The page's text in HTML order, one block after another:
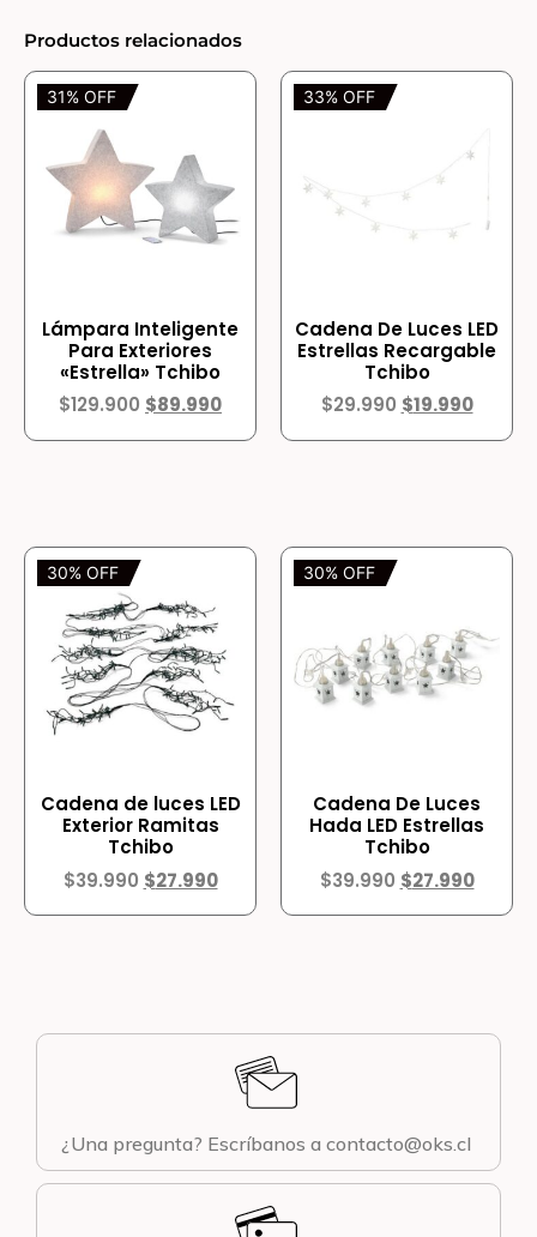
Productos relacionados
31% OFF
Lámpara Inteligente
Para Exteriores
«Estrella» Tchibo
$129.900 $89.990
33% OFF
Cadena De Luces LED
Estrellas Recargable
Tchibo
$29.990 $19.990
30% OFF
Cadena de luces LED
Exterior Ramitas
Tchibo
$39.990 $27.990
30% OFF
Cadena De Luces
Hada LED Estrellas
Tchibo
$39.990 $27.990
¿Una pregunta? Escríbanos a contacto@oks.cl